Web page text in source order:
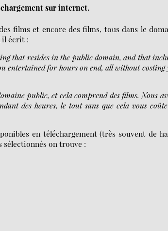
sur internet.
films et encore des films, tous dans le
il écrit :
that resides in the public domain, and that
entertained for hours on end, all without costing
public, et cela comprend des films. Nous
des heures, le tout sans que cela vous
en téléchargement (très souvent de
on trouve :